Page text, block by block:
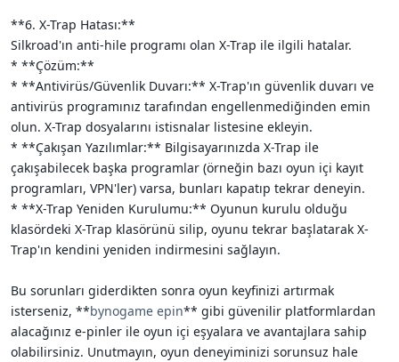
**6. X-Trap Hatası:**
Silkroad'ın anti-hile programı olan X-Trap ile ilgili hatalar.
* **Çözüm:**
* **Antivirüs/Güvenlik Duvarı:** X-Trap'ın güvenlik duvarı ve
antivirüs programınız tarafından engellenmediğinden emin
olun. X-Trap dosyalarını istisnalar listesine ekleyin.
* **Çakışan Yazılımlar:** Bilgisayarınızda X-Trap ile
çakışabilecek başka programlar (örneğin bazı oyun içi kayıt
programları, VPN'ler) varsa, bunları kapatıp tekrar deneyin.
* **X-Trap Yeniden Kurulumu:** Oyunun kurulu olduğu
klasördeki X-Trap klasörünü silip, oyunu tekrar başlatarak X-
Trap'ın kendini yeniden indirmesini sağlayın.
Bu sorunları giderdikten sonra oyun keyfinizi artırmak
isterseniz, **bynogame epin** gibi güvenilir platformlardan
alacağınız e-pinler ile oyun içi eşyalara ve avantajlara sahip
olabilirsiniz. Unutmayın, oyun deneyiminizi sorunsuz hale